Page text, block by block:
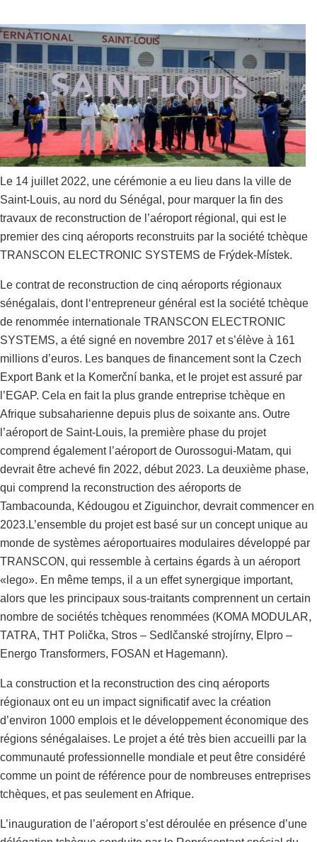
Le 14 juillet 2022, une cérémonie a eu lieu dans la ville de
Saint-Louis, au nord du Sénégal, pour marquer la fin des
travaux de reconstruction de l’aéroport régional, qui est le
premier des cinq aéroports reconstruits par la société tchèque
TRANSCON ELECTRONIC SYSTEMS de Frýdek-Místek.
Le contrat de reconstruction de cinq aéroports régionaux
sénégalais, dont l‘entrepreneur général est la société tchèque
de renommée internationale TRANSCON ELECTRONIC
SYSTEMS, a été signé en novembre 2017 et s’élève à 161
millions d’euros. Les banques de financement sont la Czech
Export Bank et la Komerční banka, et le projet est assuré par
l’EGAP. Cela en fait la plus grande entreprise tchèque en
Afrique subsaharienne depuis plus de soixante ans. Outre
l’aéroport de Saint-Louis, la première phase du projet
comprend également l’aéroport de Ourossogui-Matam, qui
devrait être achevé fin 2022, début 2023. La deuxième phase,
qui comprend la reconstruction des aéroports de
Tambacounda, Kédougou et Ziguinchor, devrait commencer en
2023.L’ensemble du projet est basé sur un concept unique au
monde de systèmes aéroportuaires modulaires développé par
TRANSCON, qui ressemble à certains égards à un aéroport
«lego». En même temps, il a un effet synergique important,
alors que les principaux sous-traitants comprennent un certain
nombre de sociétés tchèques renommées (KOMA MODULAR,
TATRA, THT Polička, Stros – Sedlčanské strojírny, Elpro –
Energo Transformers, FOSAN et Hagemann).
La construction et la reconstruction des cinq aéroports
régionaux ont eu un impact significatif avec la création
d’environ 1000 emplois et le développement économique des
régions sénégalaises. Le projet a été très bien accueilli par la
communauté professionnelle mondiale et peut être considéré
comme un point de référence pour de nombreuses entreprises
tchèques, et pas seulement en Afrique.
L’inauguration de l’aéroport s’est déroulée en présence d’une